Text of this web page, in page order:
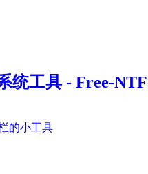
统工具 - Free-